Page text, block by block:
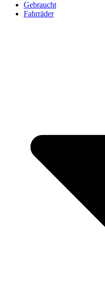
Gebraucht
Fahrräder